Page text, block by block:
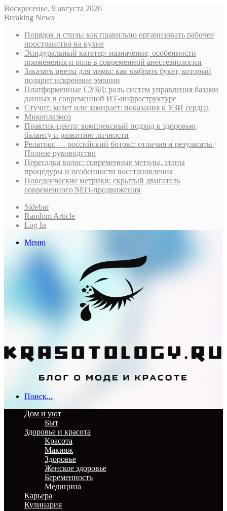
Воскресенье, 9 августа 2026
Breaking News
Порядок и стиль: как правильно организовать рабочее
пространство на кухне
Эпидуральный катетер: назначение, особенности
применения и роль в современной анестезиологии
Заказать цветы для мамы: как выбрать букет, который
подарит искренние эмоции
Платформенные СУБД: роль систем управления базами
данных в современной ИТ-инфраструктуре
Стучит, колет или замирает: показания к УЗИ сердца
Микоплазмоз
Практик-центр: комплексный подход к здоровью,
балансу и развитию личности
Релатокс — российский ботокс: отличия и результаты |
Полное руководство
Пересадка волос: современные методы, этапы
процедуры и особенности восстановления
Поведенческие метрики: скрытый двигатель
современного SEO-продвижения
Sidebar
Random Article
Log In
Меню
Поиск...
Дом и уют
Быт
Здоровье и красота
Красота
Макияж
Здоровье
Женское здоровье
Беременность
Медицина
Карьера
Кулинария